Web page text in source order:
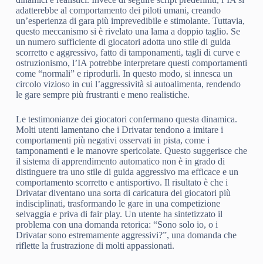
adatterebbe al comportamento dei piloti umani, creando
un’esperienza di gara più imprevedibile e stimolante. Tuttavia,
questo meccanismo si è rivelato una lama a doppio taglio. Se
un numero sufficiente di giocatori adotta uno stile di guida
scorretto e aggressivo, fatto di tamponamenti, tagli di curve e
ostruzionismo, l’IA potrebbe interpretare questi comportamenti
come “normali” e riprodurli. In questo modo, si innesca un
circolo vizioso in cui l’aggressività si autoalimenta, rendendo
le gare sempre più frustranti e meno realistiche.
Le testimonianze dei giocatori confermano questa dinamica.
Molti utenti lamentano che i Drivatar tendono a imitare i
comportamenti più negativi osservati in pista, come i
tamponamenti e le manovre spericolate. Questo suggerisce che
il sistema di apprendimento automatico non è in grado di
distinguere tra uno stile di guida aggressivo ma efficace e un
comportamento scorretto e antisportivo. Il risultato è che i
Drivatar diventano una sorta di caricatura dei giocatori più
indisciplinati, trasformando le gare in una competizione
selvaggia e priva di fair play. Un utente ha sintetizzato il
problema con una domanda retorica: “Sono solo io, o i
Drivatar sono estremamente aggressivi?”, una domanda che
riflette la frustrazione di molti appassionati.